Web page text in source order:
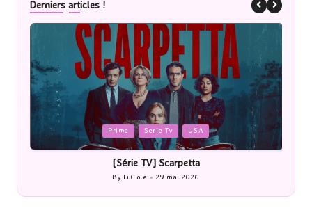
Derniers articles !
Posted
in
Prime Serie Tv USA
[Série TV] Scarpetta
Posted
by
By LuCioLe 29 mai 2026